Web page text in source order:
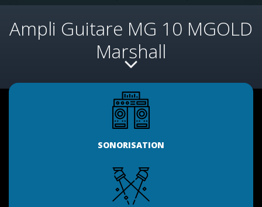
Ampli Guitare MG 10 MGOLD
Marshall
SONORISATION